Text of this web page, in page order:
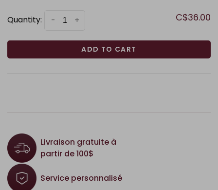
Quantity: +
- C$36.00
ADD TO CART
Livraison gratuite à
partir de 100$
Service personnalisé